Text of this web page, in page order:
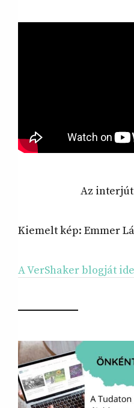
Az interjút
Kiemelt kép: Emmer
A VerShaker blogját